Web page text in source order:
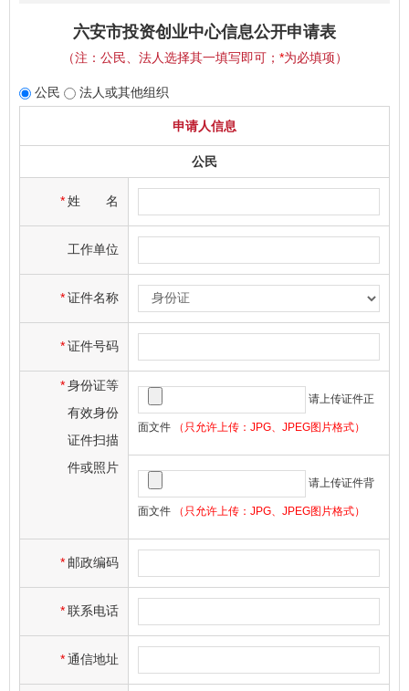
六安市投资创业中心信息公开申请表
（注：公民、法人选择其一填写即可； *为必填项）
公民 法人或其他组织
申请人信息
公民
*姓 名
工作单位
*证件名称
*证件号码
*身份证等
有效身份
证件扫描
件或照片
请上传证件正
面文件 （只允许上传：JPG、JPEG图片格式）
请上传证件背
面文件 （只允许上传：JPG、JPEG图片格式）
* 邮政编码
*联系电话
*通信地址